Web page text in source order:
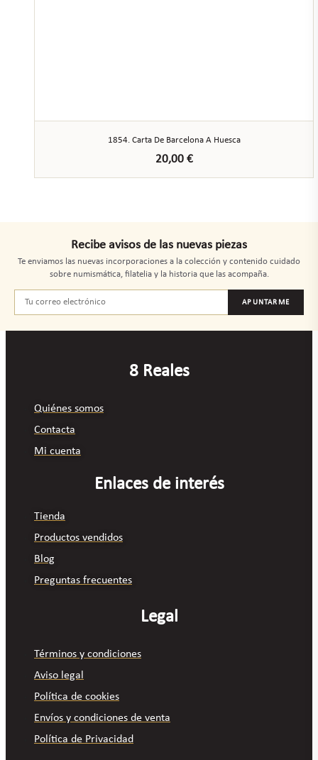
1854. Carta De Barcelona A Huesca
20,00 €
Recibe avisos de las nuevas piezas
Te enviamos las nuevas incorporaciones a la colección y contenido cuidado
sobre numismática, filatelia y la historia que las acompaña.
APUNTARME
8 Reales
Quiénes somos
Contacta
Mi cuenta
Enlaces de interés
Tienda
Productos vendidos
Blog
Preguntas frecuentes
Legal
Términos y condiciones
Aviso legal
Política de cookies
Envíos y condiciones de venta
Política de Privacidad